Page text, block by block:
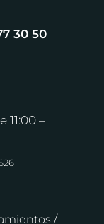
30 50
11:00 –
/